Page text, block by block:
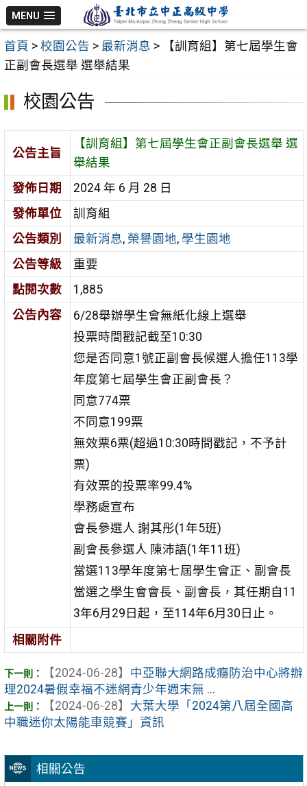
跳
至
主
要
MENU
首頁 > 校園公告 > 最新消息 >
【訓育組】第七屆學生會
正副會長選舉 選舉結果
相關公告
校園公告
公告主旨
【訓育組】第七屆學生會正副會長選舉 選
舉結果
發佈日期
2024 年 6 月 28 日
發佈單位
訓育組
公告類別
最新消息, 榮譽園地, 學生園地
公告等級
重要
點閱次數
1,885
公告內容
6/28舉辦學生會無紙化線上選舉
投票時間戳記截至10:30
您是否同意1號正副會長候選人擔任113學
年度第七屆學生會正副會長？
同意774票
不同意199票
無效票6票(超過10:30時間戳記，不予計
票)
有效票的投票率99.4%
學務處宣布
會長參選人 謝其彤(1年5班)
副會長參選人 陳沛語(1年11班)
當選113學年度第七屆學生會正、副會長
當選之學生會會長、副會長，其任期自11
3年6月29日起，至114年6月30日止。
相關附件
【2024-06-28】 中亞聯大網路成癮防治中心將辦
理2024暑假幸福不迷網青少年週末無 ...
【2024-06-28】 大葉大學「2024第八屆全國高
中職迷你太陽能車競賽」資訊